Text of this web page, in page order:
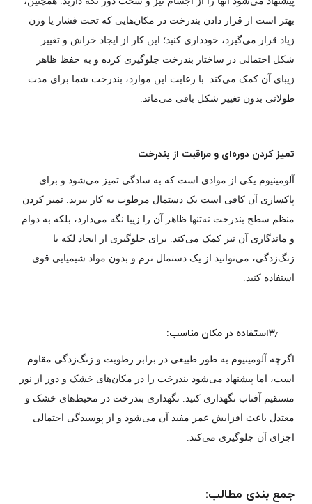
بهتر است از قرار دادن بندرخت در مکان‌هایی که تحت فشار یا وزن
زیاد قرار می‌گیرد، خودداری کنید؛ این کار از ایجاد خراش و تغییر
شکل احتمالی در ساختار بندرخت جلوگیری کرده و به حفظ ظاهر
زیبای آن کمک می‌کند. با رعایت این موارد، بندرخت شما برای مدت
طولانی بدون تغییر شکل باقی می‌ماند.
تمیز کردن دوره‌ای و مراقبت از بندرخت
آلومینیوم یکی از موادی است که به سادگی تمیز می‌شود و برای
پاکسازی آن کافی است یک دستمال مرطوب به کار ببرید. تمیز کردن
منظم سطح بندرخت نه‌تنها ظاهر آن را زیبا نگه می‌دارد، بلکه به دوام
و ماندگاری آن نیز کمک می‌کند. برای جلوگیری از ایجاد لکه یا
زنگ‌زدگی، می‌توانید از یک دستمال نرم و بدون مواد شیمیایی قوی
استفاده کنید.
اگرچه آلومینیوم به طور طبیعی در برابر رطوبت و زنگ‌زدگی مقاوم
است، اما پیشنهاد می‌شود بندرخت را در مکان‌های خشک و دور از نور
مستقیم آفتاب نگهداری کنید. نگهداری بندرخت در محیط‌های خشک و
معتدل باعث افزایش عمر مفید آن می‌شود و از پوسیدگی احتمالی
اجزای آن جلوگیری می‌کند.
جمع بندی مطالب: